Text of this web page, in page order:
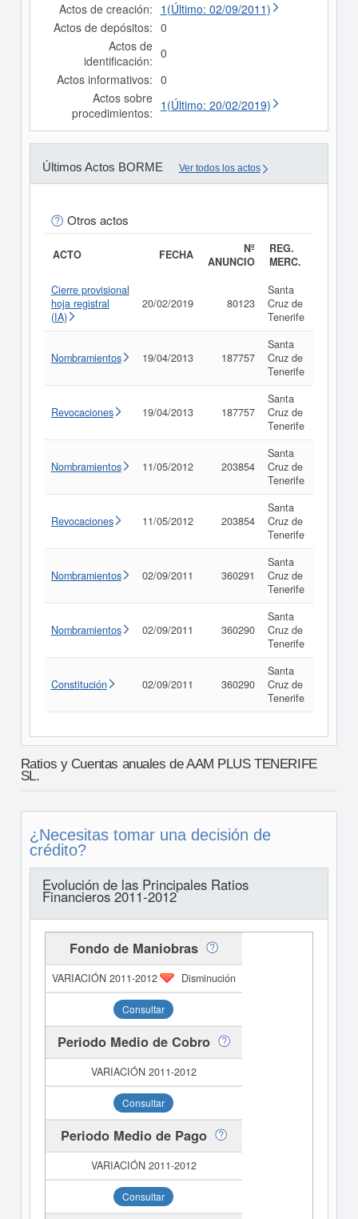
Actos de creación: 1(Último: 02/09/2011)
Actos de depósitos: 0
Actos de
identificación: 0
Actos informativos: 0
Actos sobre
procedimientos: 1(Último: 20/02/2019)
Últimos Actos BORME Ver todos los actos
Otros actos
ACTO FECHA
Nº
ANUNCIO
REG.
MERC.
Cierre provisional
hoja registral
(IA)
20/02/2019 80123
Santa
Cruz de
Tenerife
Nombramientos 19/04/2013 187757
Santa
Cruz de
Tenerife
Revocaciones 19/04/2013 187757
Santa
Cruz de
Tenerife
Nombramientos 11/05/2012 203854
Santa
Cruz de
Tenerife
Revocaciones 11/05/2012 203854
Santa
Cruz de
Tenerife
Nombramientos 02/09/2011 360291
Santa
Cruz de
Tenerife
Nombramientos 02/09/2011 360290
Santa
Cruz de
Tenerife
Constitución 02/09/2011 360290
Santa
Cruz de
Tenerife
Ratios y Cuentas anuales de AAM PLUS TENERIFE
SL.
¿Necesitas tomar una decisión de
crédito?
Evolución de las Principales Ratios
Financieros 2011-2012
Fondo de Maniobras
Disminución
Consultar
Periodo Medio de Cobro
Consultar
Periodo Medio de Pago
Consultar